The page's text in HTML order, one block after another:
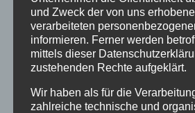
BERGBAHN UNLIMITED
und Zweck der von uns
verarbeiteten
informieren. Ferner werden
mittels dieser
zustehenden Rechte aufgeklärt.
Wir haben als für die
zahlreiche technische und